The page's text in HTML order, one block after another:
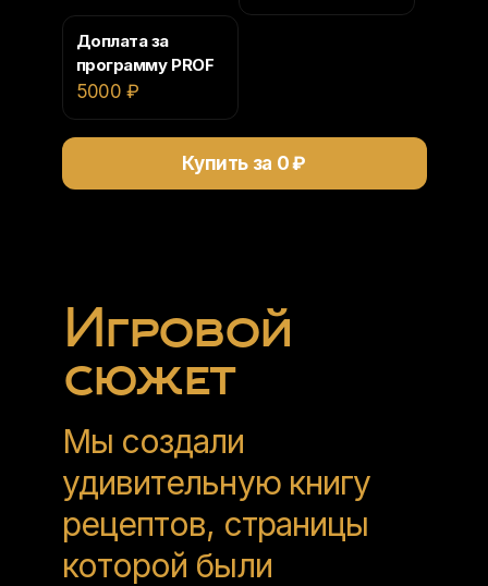
Доплата за
программу PROF
5000 ₽
Купить за 0₽
Игровой
сюжет
Мы создали
удивительную книгу
рецептов, страницы
которой были